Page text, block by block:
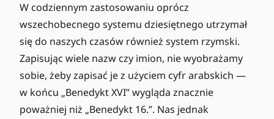
W codziennym zastosowaniu oprócz
wszechobecnego systemu dziesiętnego utrzymał
się do naszych czasów również system rzymski.
Zapisując wiele nazw czy imion, nie wyobrażamy
sobie, żeby zapisać je z użyciem cyfr arabskich —
w końcu „Benedykt XVI” wygląda znacznie
poważniej niż „Benedykt 16.”. Nas jednak